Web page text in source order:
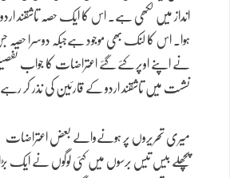
انداز میں لکھی ہے۔ اس کا ایک حصہ تاشقند
ہوا۔ اس کا لنک بھی موجود ہےجبکہ دوسرا
نے اپنے اوپر کئے گئے اعتراضات کا جواب
نشست میں تاشقند اردو کے قارئین کی نذر کر
میری تحریروں پر ہونےوالے بعض اعتراضات
پچھلے بیس تیس برسوں میں کئی لوگوں نے ایک